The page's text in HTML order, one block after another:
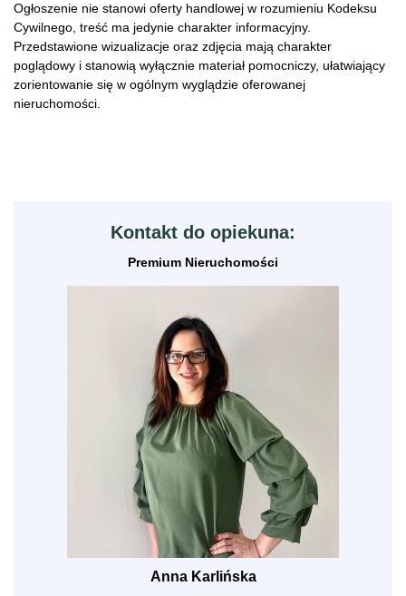
Ogłoszenie nie stanowi oferty handlowej w rozumieniu Kodeksu
Cywilnego, treść ma jedynie charakter informacyjny.
Przedstawione wizualizacje oraz zdjęcia mają charakter
poglądowy i stanowią wyłącznie materiał pomocniczy, ułatwiający
zorientowanie się w ogólnym wyglądzie oferowanej
nieruchomości.
Kontakt do opiekuna:
Premium Nieruchomości
Anna Karlińska